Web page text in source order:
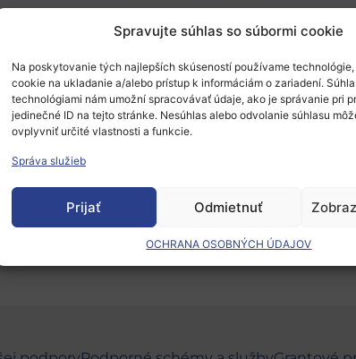
Spravujte súhlas so súbormi cookie
Na poskytovanie tých najlepších skúseností používame technológie,
cookie na ukladanie a/alebo prístup k informáciám o zariadení.
technológiami nám umožní spracovávať údaje, ako je správanie pri
jedinečné ID na tejto stránke. Nesúhlas alebo odvolanie súhlasu
ovplyvniť určité vlastnosti a funkcie.
Správa služieb
Prijať Odmietnuť
OCHRANA OSOBNÝCH ÚDAJOV
to fork strategy:
sa musíte prihlásiť